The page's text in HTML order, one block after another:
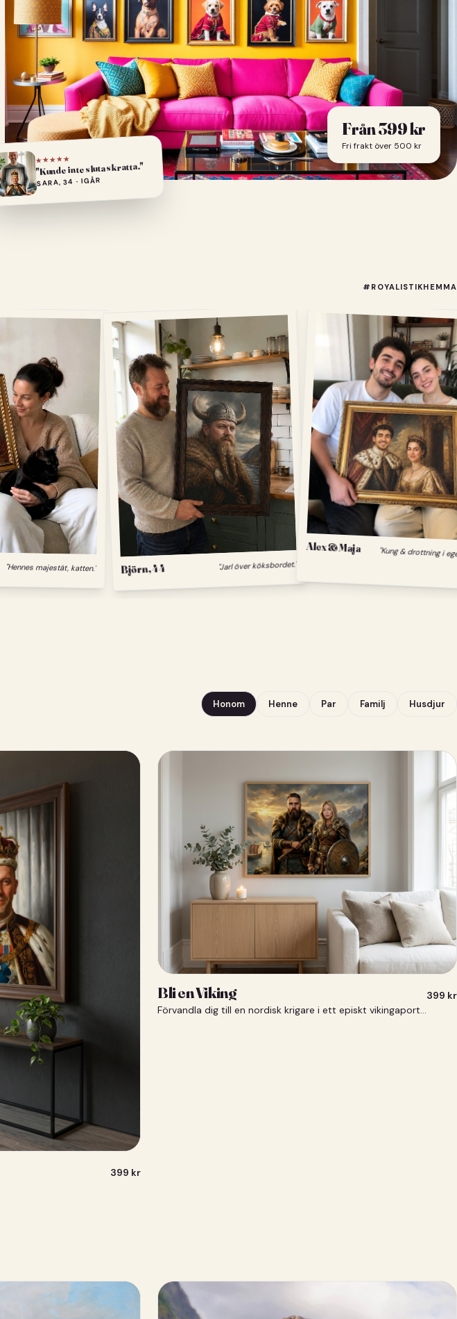
Från399kr
Fri frakt över 500 kr
★★★★★
"Kunde inte sluta skratta."
SARA, 34 · IGÅR
#ROYALISTIKHEMMA
"Hennes majestät, katten." Björn, 44 "Jarl över köksbordet."
Alex & Maja "Kung & drottning i
Honom Henne Par Familj Husdjur
399 kr
Bli en Viking
Förvandla dig till en nordisk krigare i ett episkt vikingaporträtt.
399 kr